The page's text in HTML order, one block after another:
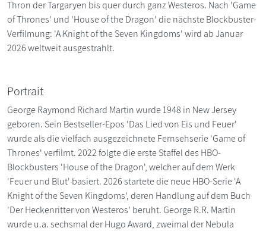
Thron der Targaryen bis quer durch ganz Westeros. Nach 'Game
of Thrones' und 'House of the Dragon' die nächste Blockbuster-
Verfilmung: 'A Knight of the Seven Kingdoms' wird ab Januar
2026 weltweit ausgestrahlt.
Portrait
George Raymond Richard Martin wurde 1948 in New Jersey
geboren. Sein Bestseller-Epos 'Das Lied von Eis und Feuer'
wurde als die vielfach ausgezeichnete Fernsehserie 'Game of
Thrones' verfilmt. 2022 folgte die erste Staffel des HBO-
Blockbusters 'House of the Dragon', welcher auf dem Werk
'Feuer und Blut' basiert. 2026 startete die neue HBO-Serie 'A
Knight of the Seven Kingdoms', deren Handlung auf dem Buch
'Der Heckenritter von Westeros' beruht. George R.R. Martin
wurde u.a. sechsmal der Hugo Award, zweimal der Nebula